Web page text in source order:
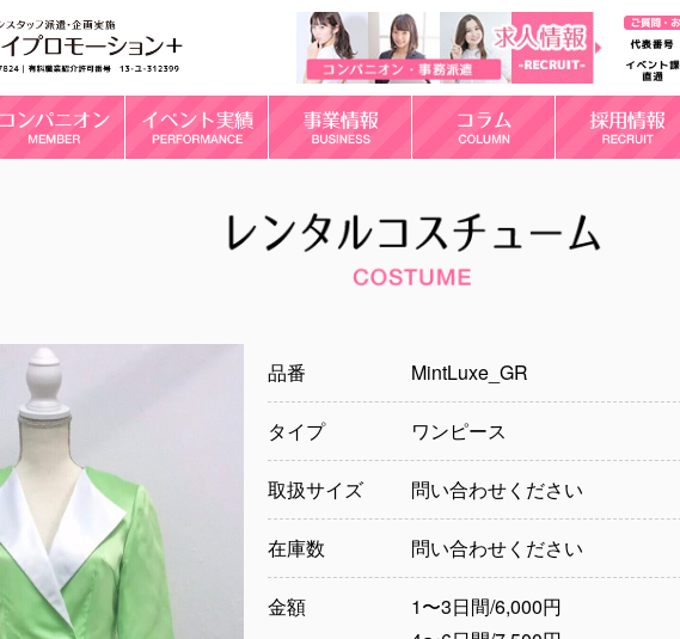
品番 MintLuxe_GR
タイプ ワンピース
取扱サイズ 問い合わせください
在庫数 問い合わせください
金額
1〜3日間/6,000円